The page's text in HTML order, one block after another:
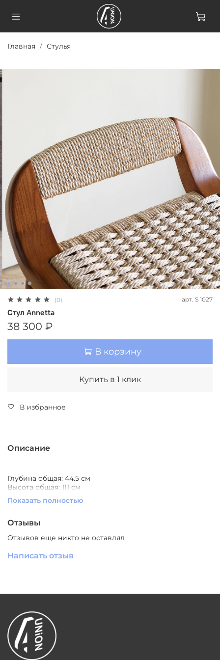
Главная Стулья
(0) арт. S 1027
Стул Annetta
38 300 ₽
В корзину
Купить в 1 клик
В избранное
Описание
Глубина общая: 44.5 см
Высота общая: 111 см
Длина общая: 59 см
Обивка: дерево
Производитель: Южный Китай
Показать полностью
Отзывы
Отзывов еще никто не оставлял
Написать отзыв